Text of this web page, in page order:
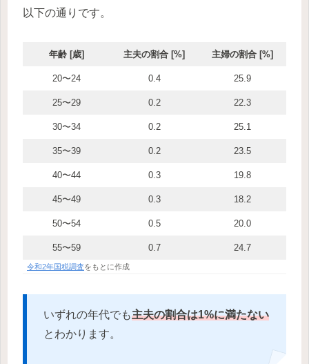
以下の通りです。
年齢 [歳] 主夫の割合 [%] 主婦の割合 [%]
20〜24 0.4 25.9
25〜29 0.2 22.3
30〜34 0.2 25.1
35〜39 0.2 23.5
40〜44 0.3 19.8
45〜49 0.3 18.2
50〜54 0.5 20.0
55〜59 0.7 24.7
令和2年国税調査をもとに作成
いずれの年代でも主夫の割合は1%に満たない
とわかります。